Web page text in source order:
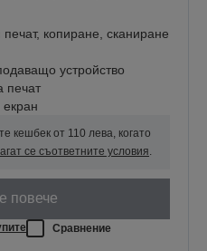
копиране, сканиране
устройство
печат
кешбек от 110 лева, когато
се съответните условия.
повече
Сравнение